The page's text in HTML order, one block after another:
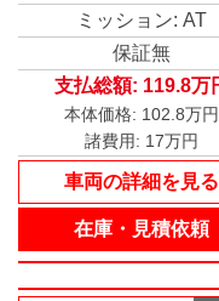
ミッション: AT
保証無
支払総額: 119.8万
本体価格: 102.8万円
諸費用: 17万円
車両の詳細を見る
在庫・見積依頼